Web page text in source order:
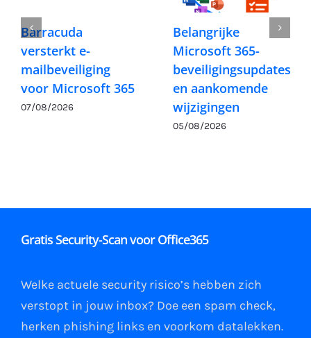
Barracuda
versterkt e-
mailbeveiliging
voor Microsoft 365
07/08/2026
Belangrijke
Microsoft 365-
beveiligingsupdates
en aankomende
wijzigingen
05/08/2026
Gratis Security-Scan voor Office365
Welke actuele security risico’s hebben zich
verstopt in jouw inbox? Doe een spam check,
herken phishing linksen voorkom datalekken.